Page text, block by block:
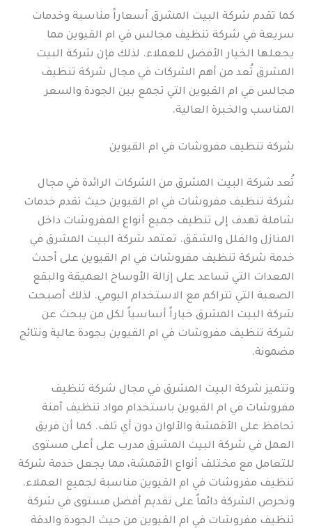
كما تقدم شركة البيت المشرق أسعاراً مناسبة وخدمات
سريعة في شركة تنظيف مجالس في ام القيوين مما
يجعلها الخيار الأفضل للعملاء. لذلك فإن شركة البيت
المشرق تُعد من أهم الشركات في مجال شركة تنظيف
مجالس في ام القيوين التي تجمع بين الجودة والسعر
المناسب والخبرة العالية.
شركة تنظيف مفروشات في ام القيوين
تُعد شركة البيت المشرق من الشركات الرائدة في مجال
شركة تنظيف مفروشات في ام القيوين حيث تقدم خدمات
شاملة تهدف إلى تنظيف جميع أنواع المفروشات داخل
المنازل والفلل والشقق. تعتمد شركة البيت المشرق في
خدمة شركة تنظيف مفروشات في ام القيوين على أحدث
المعدات التي تساعد على إزالة الأوساخ العميقة والبقع
الصعبة التي تتراكم مع الاستخدام اليومي. لذلك أصبحت
شركة البيت المشرق خياراً أساسياً لكل من يبحث عن
شركة تنظيف مفروشات في ام القيوين بجودة عالية ونتائج
مضمونة.
وتتميز شركة البيت المشرق في مجال شركة تنظيف
مفروشات في ام القيوين باستخدام مواد تنظيف آمنة
تحافظ على الأقمشة والألوان دون أي تلف. كما أن فريق
العمل في شركة البيت المشرق مدرب على أعلى مستوى
للتعامل مع مختلف أنواع الأقمشة، مما يجعل خدمة شركة
تنظيف مفروشات في ام القيوين مناسبة لجميع العملاء.
وتحرص الشركة دائماً على تقديم أفضل مستوى في شركة
تنظيف مفروشات في ام القيوين من حيث الجودة والدقة